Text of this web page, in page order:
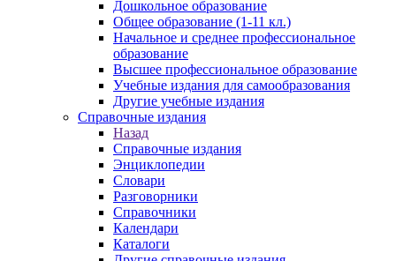
Дошкольное образование
Общее образование (1-11 кл.)
Начальное и среднее профессиональное
образование
Высшее профессиональное образование
Учебные издания для самообразования
Другие учебные издания
Справочные издания
Назад
Справочные издания
Энциклопедии
Словари
Разговорники
Справочники
Календари
Каталоги